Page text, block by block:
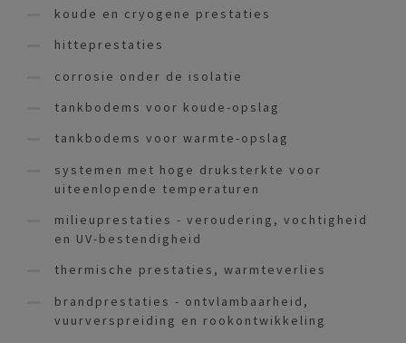
koude en cryogene prestaties
hitteprestaties
corrosie onder de isolatie
tankbodems voor koude-opslag
tankbodems voor warmte-opslag
systemen met hoge druksterkte voor
uiteenlopende temperaturen
milieuprestaties - veroudering, vochtigheid
en UV-bestendigheid
thermische prestaties, warmteverlies
brandprestaties - ontvlambaarheid,
vuurverspreiding en rookontwikkeling